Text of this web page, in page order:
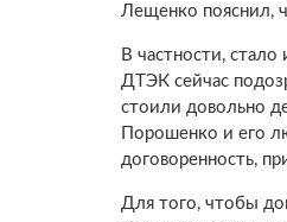
Лещенко пояснил,
В частности,
ДТЭК сейчас
стоили довольно
Порошенко и его
договоренность,
Для того, чтобы